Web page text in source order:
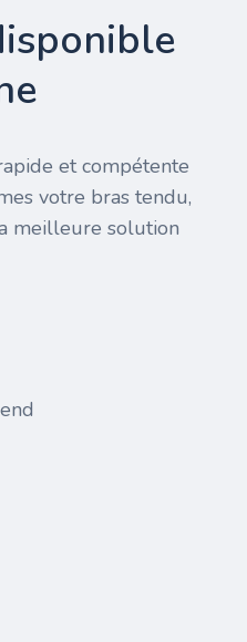
et compétente
votre bras tendu,
meilleure solution